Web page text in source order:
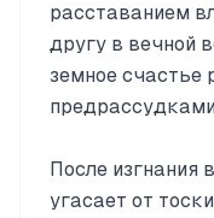
расставанием
другу в вечной
земное счастье
После изгнания
угасает от